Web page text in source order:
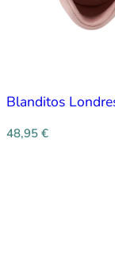
Blanditos
48,95 €